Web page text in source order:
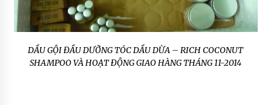
DẦU GỘI ĐẦU DƯỠNG TÓC DẦU DỪA – RICH COCONUT
SHAMPOO VÀ HOẠT ĐỘNG GIAO HÀNG THÁNG 11-2014